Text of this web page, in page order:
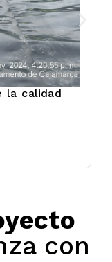
la calidad
con